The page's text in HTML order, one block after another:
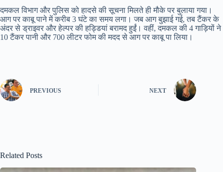
दमकल विभाग और पुलिस को हादसे की सूचना मिलते ही मौके पर बुलाया गया।
आग पर काबू पाने में करीब 3 घंटे का समय लगा। जब आग बुझाई गई, तब टैंकर के
अंदर से ड्राइवर और हेल्पर की हड्डियां बरामद हुईं। वहीं, दमकल की 4 गाड़ियों ने
10 टैंकर पानी और 700 लीटर फोम की मदद से आग पर काबू पा लिया।
PREVIOUS NEXT
Related Posts